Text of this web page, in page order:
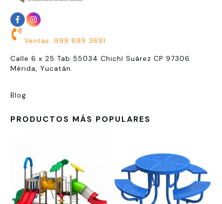
Ventas: 999 899 3891
Calle 6 x 25 Tab 55034 Chichí Suárez CP 97306
Mérida, Yucatán.
Blog
PRODUCTOS MÁS POPULARES